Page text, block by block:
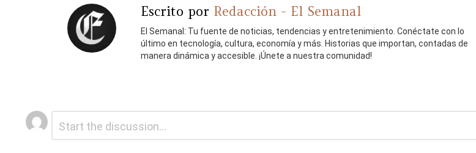
Escrito por Redacción - El Semanal
El Semanal: Tu fuente de noticias, tendencias y entretenimiento. Conéctate con lo
último en tecnología, cultura, economía y más. Historias que importan, contadas de
manera dinámica y accesible. ¡Únete a nuestra comunidad!
Deja
una